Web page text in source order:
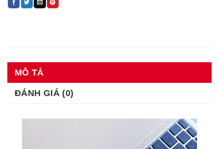
MÔ TẢ
ĐÁNH GIÁ (0)